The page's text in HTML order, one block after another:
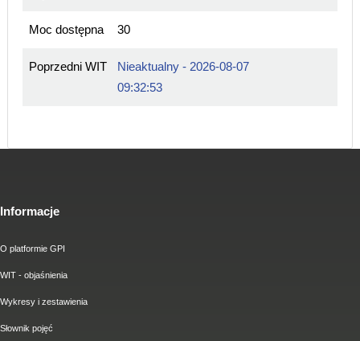
Moc dostępna 30
Poprzedni WIT
Nieaktualny - 2026-08-07
09:32:53
Informacje
O platformie GPI
WIT - objaśnienia
Wykresy i zestawienia
Słownik pojęć